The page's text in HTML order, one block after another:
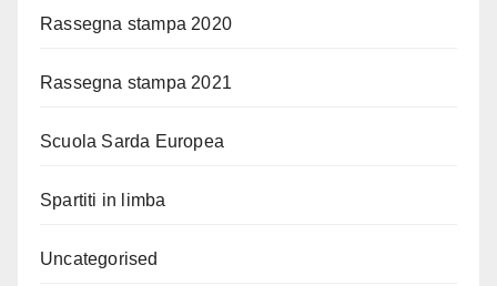
Rassegna stampa 2020
Rassegna stampa 2021
Scuola Sarda Europea
Spartiti in limba
Uncategorised